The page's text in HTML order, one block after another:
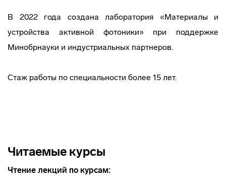
В 2022 года создана лаборатория «Материалы и
устройства активной фотоники» при поддержке
Минобрнауки и индустриальных партнеров.
Стаж работы по специальности более 15 лет.
Читаемые курсы
Чтение лекций по курсам: